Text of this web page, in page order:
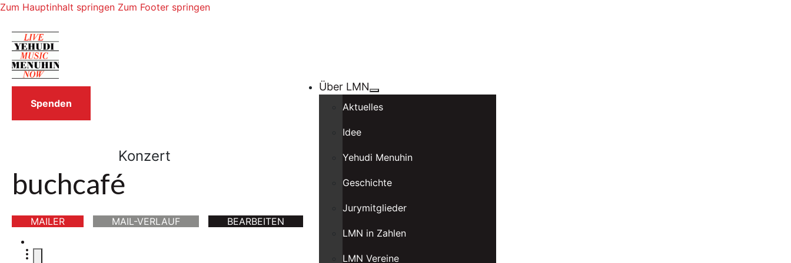
Zum Hauptinhalt springen Zum Footer springen
Über LMN
Aktuelles
Idee
Yehudi Menuhin
Geschichte
Jurymitglieder
LMN in Zahlen
LMN Vereine
Spenden
Konzert
buchcafé
MAILER MAIL-VERLAUF BEARBEITEN